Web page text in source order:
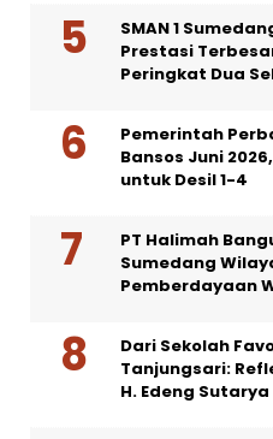
SMAN 1
Prestasi
Peringkat Dua
Pemerintah
Bansos Juni
untuk Desil 1-4
PT Halimah
Sumedang
Pemberdayaan
Dari Sekolah
Tanjungsari:
H. Edeng Sutarya